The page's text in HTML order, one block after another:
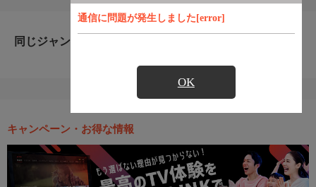
通信に問題が発生しました[error]
OK
同じジャンルのおすすめ番組
キャンペーン・お得な情報